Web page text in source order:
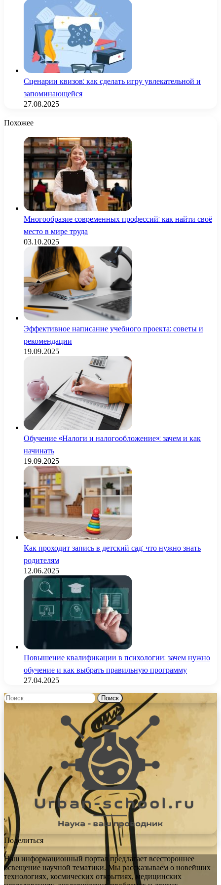
Сценарии квизов: как сделать игру увлекательной и
запоминающейся
27.08.2025
Похожее
Многообразие современных профессий: как найти своё
место в мире труда
03.10.2025
Эффективное написание учебного проекта: советы и
рекомендации
19.09.2025
Обучение «Налоги и налогообложение»: зачем и как
начинать
19.09.2025
Как проходит запись в детский сад: что нужно знать
родителям
12.06.2025
Повышение квалификации в психологии: зачем нужно
обучение и как выбрать правильную программу
27.04.2025
Найти:
Поделиться
Наш информационный портал предлагает всестороннее
освещение научной тематики. Мы рассказываем о новейших
технологиях, космических открытиях, медицинских